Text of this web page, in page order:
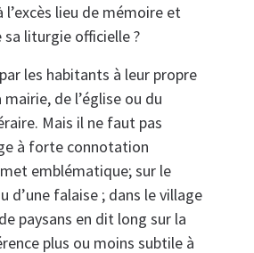
lieu de mémoire et
liturgie officielle ?
les habitants à leur propre
de l’église ou du
Mais il ne faut pas
à forte connotation
emblématique; sur le
d’une falaise ; dans le village
paysans en dit long sur la
plus ou moins subtile à